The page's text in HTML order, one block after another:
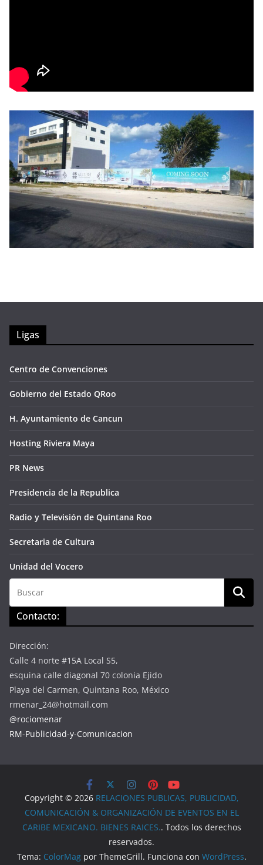
Ligas
Centro de Convenciones
Gobierno del Estado QRoo
H. Ayuntamiento de Cancun
Hosting Riviera Maya
PR News
Presidencia de la Republica
Radio y Televisión de Quintana Roo
Secretaria de Cultura
Unidad del Vocero
Contacto:
Dirección:
Calle 4 norte #15A Local S5,
esquina calle diagonal 70 colonia Ejido
Playa del Carmen, Quintana Roo, México
rmenar_24@hotmail.com
@rociomenar
RM-Publicidad-y-Comunicacion
Copyright © 2026 RELACIONES PUBLICAS, PUBLICIDAD,
COMUNICACIÓN & ORGANIZACIÓN DE EVENTOS EN EL
CARIBE MEXICANO. BIENES RAICES.. Todos los derechos
reservados.
Tema: ColorMagpor ThemeGrill. Funciona con WordPress.